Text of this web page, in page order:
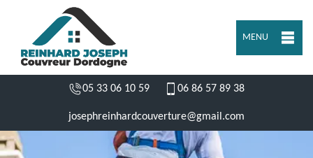
MENU
05 33 06 10 59 06 86 57 89 38
josephreinhardcouverture@gmail.com